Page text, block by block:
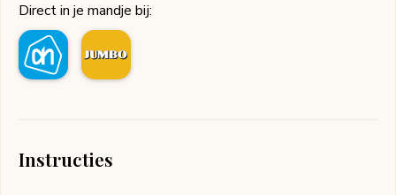
Direct in je mandje bij:
Instructies